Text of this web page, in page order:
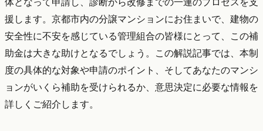
援します。京都市内の分譲マンションにお住まいで、建物の
安全性に不安を感じている管理組合の皆様にとって、この補
助金は大きな助けとなるでしょう。この解説記事では、本制
度の具体的な対象や申請のポイント、そしてあなたのマンシ
ョンがいくら補助を受けられるか、意思決定に必要な情報を
詳しくご紹介します。